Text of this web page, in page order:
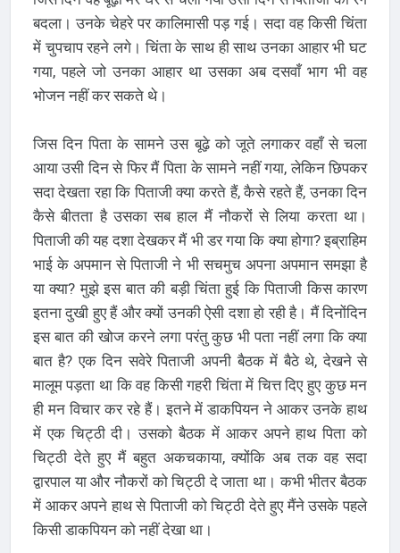
बदला। उनके चेहरे पर कालिमासी पड़ गई। सदा वह किसी चिंता
में चुपचाप रहने लगे। चिंता के साथ ही साथ उनका आहार भी घट
गया, पहले जो उनका आहार था उसका अब दसवाँ भाग भी वह
भोजन नहीं कर सकते थे।
जिस दिन पिता के सामने उस बूढ़े को जूते लगाकर वहाँ से चला
आया उसी दिन से फिर मैं पिता के सामने नहीं गया, लेकिन छिपकर
सदा देखता रहा कि पिताजी क्या करते हैं, कैसे रहते हैं, उनका दिन
कैसे बीतता है उसका सब हाल मैं नौकरों से लिया करता था।
पिताजी की यह दशा देखकर मैं भी डर गया कि क्या होगा? इब्राहिम
भाई के अपमान से पिताजी ने भी सचमुच अपना अपमान समझा है
या क्या? मुझे इस बात की बड़ी चिंता हुई कि पिताजी किस कारण
इतना दुखी हुए हैं और क्यों उनकी ऐसी दशा हो रही है। मैं दिनोंदिन
इस बात की खोज करने लगा परंतु कुछ भी पता नहीं लगा कि क्या
बात है? एक दिन सवेरे पिताजी अपनी बैठक में बैठे थे, देखने से
मालूम पड़ता था कि वह किसी गहरी चिंता में चित्त दिए हुए कुछ मन
ही मन विचार कर रहे हैं। इतने में डाकपियन ने आकर उनके हाथ
में एक चिट्ठी दी। उसको बैठक में आकर अपने हाथ पिता को
चिट्ठी देते हुए मैं बहुत अकचकाया, क्योंकि अब तक वह सदा
द्वारपाल या और नौकरों को चिट्ठी दे जाता था। कभी भीतर बैठक
में आकर अपने हाथ से पिताजी को चिट्ठी देते हुए मैंने उसके पहले
किसी डाकपियन को नहीं देखा था।